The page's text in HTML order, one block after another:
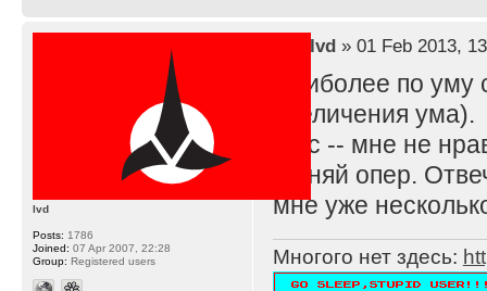
lvd» 01 Feb 2013,
Наиболее по уму
увеличения ума).
В тс -- мне не
Меняй опер.
мне уже
Многого нет здесь:
lvd
Posts: 1786
Joined: 07 Apr 2007, 22:28
Group: Registered users